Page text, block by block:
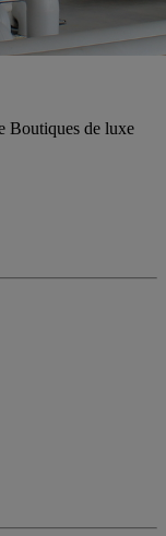
Boutiques de luxe